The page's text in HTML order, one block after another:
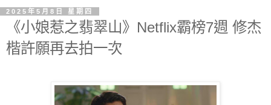
2025年5月8日 星期四
《小娘惹之翡翠山》Netflix霸榜7週 修杰
楷許願再去拍一次